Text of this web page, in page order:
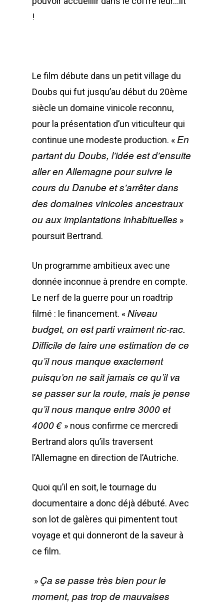
!
Le film débute dans un petit village du
Doubs qui fut jusqu’au début du 20ème
siècle un domaine vinicole reconnu,
pour la présentation d’un viticulteur qui
continue une modeste production. « En
partant du Doubs, l’idée est d’ensuite
aller en Allemagne pour suivre le
cours du Danube et s’arrêter dans
des domaines vinicoles ancestraux
ou aux implantations inhabituelles »
poursuit Bertrand.
Un programme ambitieux avec une
donnée inconnue à prendre en compte.
Le nerf de la guerre pour un roadtrip
filmé : le financement. «Niveau
budget, on est parti vraiment ric-rac.
Difficile de faire une estimation de ce
qu’il nous manque exactement
puisqu’on ne sait jamais ce qu’il va
se passer sur la route, mais je pense
qu’il nous manque entre 3000 et
4000 € » nous confirme ce mercredi
Bertrand alors qu’ils traversent
l’Allemagne en direction de l’Autriche.
Quoi qu’il en soit, le tournage du
documentaire a donc déjà débuté. Avec
son lot de galères qui pimentent tout
voyage et qui donneront de la saveur à
ce film.
» Ça se passe très bien pour le
moment, pas trop de mauvaises